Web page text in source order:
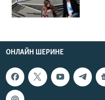
ОНЛАЙН ШЕРИНЕ